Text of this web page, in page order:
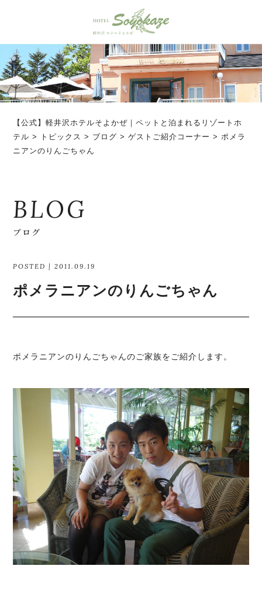
【公式】軽井沢ホテルそよかぜ｜ペットと泊まれるリゾートホ
テル > トピックス > ブログ >ゲストご紹介コーナー > ポメラ
ニアンのりんごちゃん
BLOG
ブログ
POSTED | 2011.09.19
ポメラニアンのりんごちゃん
ポメラニアンのりんごちゃんのご家族をご紹介します。